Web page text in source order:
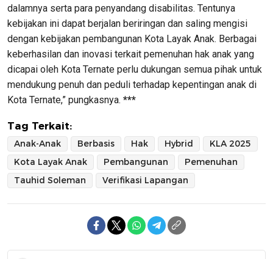
dalamnya serta para penyandang disabilitas. Tentunya
kebijakan ini dapat berjalan beriringan dan saling mengisi
dengan kebijakan pembangunan Kota Layak Anak. Berbagai
keberhasilan dan inovasi terkait pemenuhan hak anak yang
dicapai oleh Kota Ternate perlu dukungan semua pihak untuk
mendukung penuh dan peduli terhadap kepentingan anak di
Kota Ternate,” pungkasnya. ***
Tag Terkait:
Anak-Anak Berbasis Hak Hybrid
KLA 2025
Kota Layak Anak
Pembangunan
Pemenuhan
Tauhid Soleman
Verifikasi Lapangan